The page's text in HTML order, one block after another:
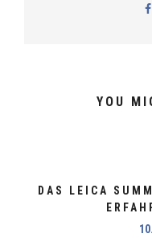
YOU
DAS LEICA